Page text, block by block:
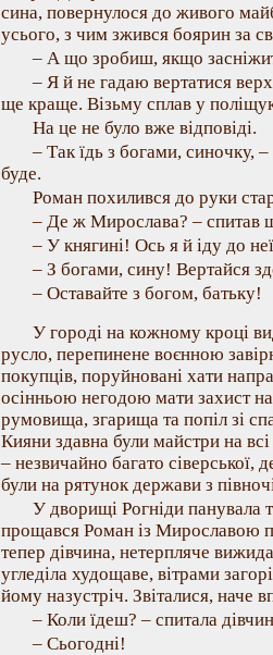
сина, повернулося до живого
усього, з чим зжився боярин за
– А що зробиш, якщо
– Я й не гадаю вертатися
ще краще. Візьму сплав у
На це не було вже відповіді.
– Так їдь з богами, синочку,
буде.
Роман похилився до руки
– Де ж Мирослава? – спитав
– У княгині! Ось я й іду до
– З богами, сину! Вертайся
– Оставайте з богом, батьку!
У городі на кожному кроці
русло, перепинене воєнною
покупців, поруйновані хати
осінньою негодою мати захист
румовища, згарища та попіл зі
Кияни здавна були майстри на
– незвичайно багато сіверської,
були на рятунок держави з
У дворищі Рогніди панувала
прощався Роман із Мирославою
тепер дівчина, нетерпляче
угледіла худощаве, вітрами
йому назустріч. Звіталися, наче
– Коли їдеш? – спитала
– Сьогодні!